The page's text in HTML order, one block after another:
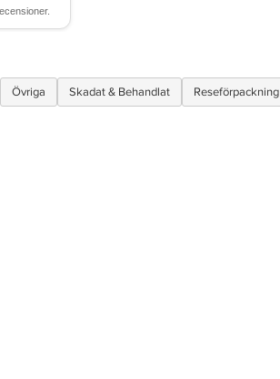
Övriga Skadat & Behandlat Reseförpackning